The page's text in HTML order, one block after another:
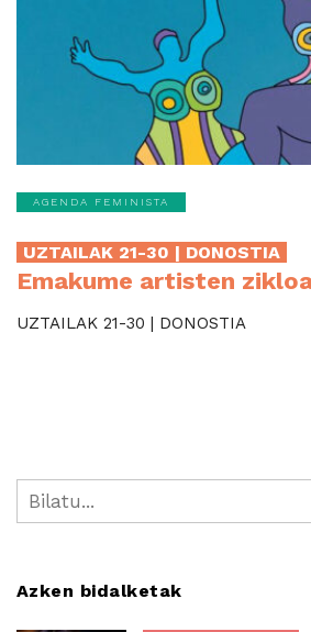
AGENDA FEMINISTA
UZTAILAK 21-30 | DONOSTIA
Emakume artisten
UZTAILAK 21-30 | DONOSTIA
Azken bidalketak